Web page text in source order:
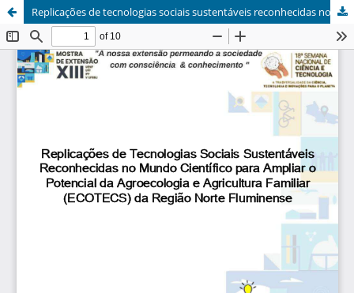
Replicações de tecnologias sociais sustentáveis reconhecidas no mundo científico para ampliar o potencial da agroecologia e agricultura familiar (ECOTECS) da região Norte Fluminense